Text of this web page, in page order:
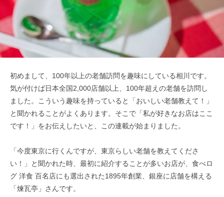
初めまして、100年以上の老舗訪問を趣味にしている相川です。
気が付けば日本全国2,000店舗以上、100年超えの老舗を訪問し
ました。こういう趣味を持っていると「おいしい老舗教えて！」
と聞かれることがよくあります。そこで「私が好きなお店はここ
です！」をお伝えしたいと、この連載が始まりました。
「今度東京に行くんですが、東京らしい老舗を教えてくださ
い！」と聞かれた時、最初に紹介することが多いお店が、食べロ
グ 洋食 百名店にも選出された1895年創業、銀座に店舗を構える
「煉瓦亭」さんです。